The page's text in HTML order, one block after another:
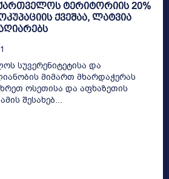
ტერიტორიის 20%
ქვეშაა, ლატვია
სუვერენიტეტისა და
მიმართ მხარდაჭერას
ოსეთისა და აფხაზეთის
შესახებ...